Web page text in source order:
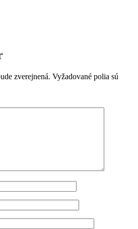
zverejnená. Vyžadované polia sú